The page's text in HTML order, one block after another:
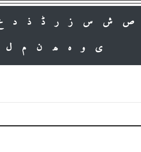
د ذ ڈ ر ز س ش ص
ل م ن ھ ہ و ی